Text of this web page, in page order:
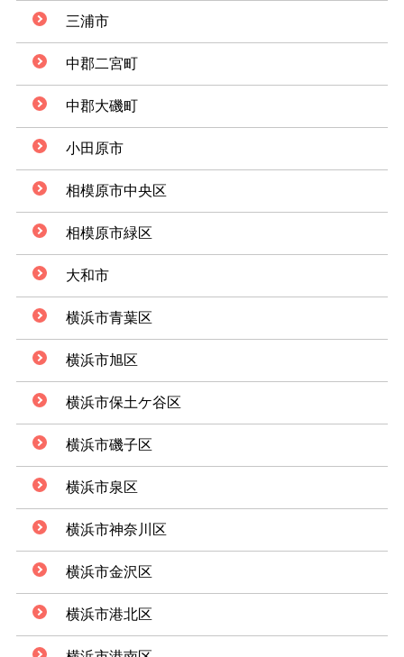
三浦市
中郡二宮町
中郡大磯町
小田原市
相模原市中央区
相模原市緑区
大和市
横浜市青葉区
横浜市旭区
横浜市保土ケ谷区
横浜市磯子区
横浜市泉区
横浜市神奈川区
横浜市金沢区
横浜市港北区